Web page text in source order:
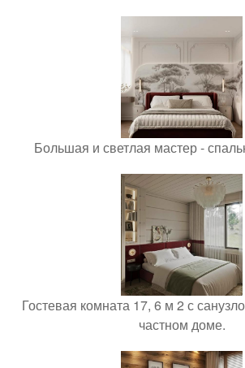
Большая и светлая мастер -
Гостевая комната 17, 6 м 2 с
частном доме.